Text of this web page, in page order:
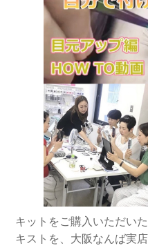
キットをご購入いただい
キストを、大阪なんば実